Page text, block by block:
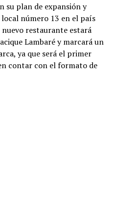
su plan de expansión y
número 13 en el país
nuevo restaurante estará
Lambaré y marcará un
ya que será el primer
contar con el formato de